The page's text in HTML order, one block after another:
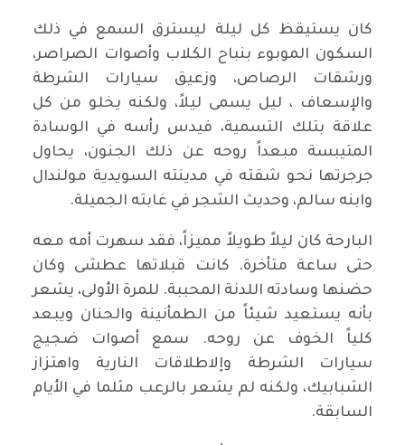
كان يستيقظ كل ليلة ليسترق السمع في ذلك
السكون الموبوء بنباح الكلاب وأصوات الصراصر،
ورشقات الرصاص، وزعيق سيارات الشرطة
والإسعاف ، ليل يسمى ليلاً، ولكنه يخلو من كل
علاقة بتلك التسمية، فيدس رأسه في الوسادة
المتيبسة مبعداً روحه عن ذلك الجنون، يحاول
جرجرتها نحو شقته في مدينته السويدية مولندال
وابنه سالم، وحديث الشجر في غابته الجميلة.
البارحة كان ليلاً طويلاً مميزاً، فقد سهرت أمه معه
حتى ساعة متأخرة. كانت قبلاتها عطشى وكان
حضنها وسادته اللدنة المحببة. للمرة الأولى، يشعر
بأنه يستعيد شيئاً من الطمأنينة والحنان ويبعد
كلياً الخوف عن روحه. سمع أصوات ضجيج
سيارات الشرطة وإلاطلاقات النارية واهتزاز
الشبابيك، ولكنه لم يشعر بالرعب مثلما في الأيام
السابقة.